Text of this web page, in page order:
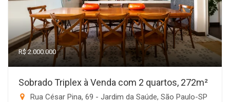
R$ 2.000.000
Sobrado Triplex à Venda com 2 quartos, 272m²
Rua César Pina, 69 - Jardim da Saúde, São Paulo-SP